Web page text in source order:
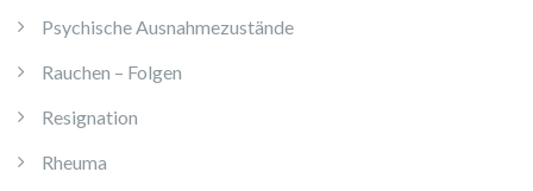
Psychische Ausnahmezustände
Rauchen – Folgen
Resignation
Rheuma